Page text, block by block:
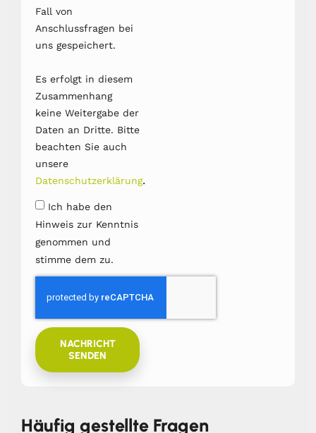
Fall von
Anschlussfragen bei
uns gespeichert.
Es erfolgt in diesem
Zusammenhang
keine Weitergabe der
Daten an Dritte. Bitte
beachten Sie auch
unsere
Datenschutzerklärung.
Ich habe den
Hinweis zur Kenntnis
genommen und
stimme dem zu.
NACHRICHT
SENDEN
Häufig gestellte Fragen